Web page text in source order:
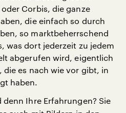
Corbis, die ganze
die einfach so durch
so marktbeherrschend
was dort jederzeit zu jedem
abgerufen wird, eigentlich
die es nach wie vor gibt, in
haben.
denn Ihre Erfahrungen? Sie